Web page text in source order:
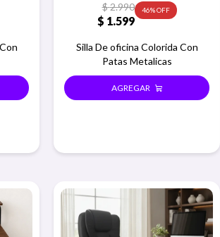
$ 1.599
$2.990 46
Silla De oficina Colorida Con
Patas Metalicas